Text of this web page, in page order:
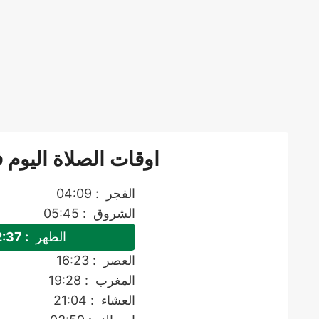
اوقات الصلاة
الفجر
: 04:09
الشروق : 05:45
الظهر
: 12:37
العصر
: 16:23
المغرب : 19:28
العشاء : 21:04